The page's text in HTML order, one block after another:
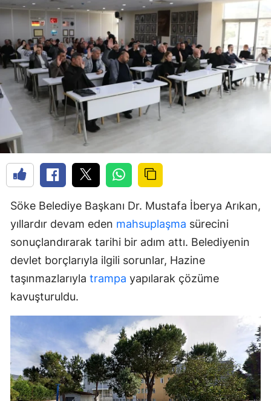
Söke Belediye Başkanı Dr. Mustafa İberya Arıkan,
yıllardır devam eden mahsuplaşma sürecini
sonuçlandırarak tarihi bir adım attı. Belediyenin
devlet borçlarıyla ilgili sorunlar, Hazine
taşınmazlarıyla trampa yapılarak çözüme
kavuşturuldu.